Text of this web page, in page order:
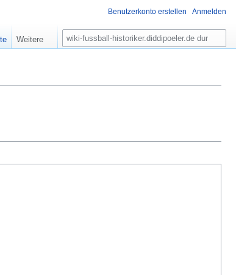
Benutzerkonto erstellen Anmelden
Weitere
S
u
e